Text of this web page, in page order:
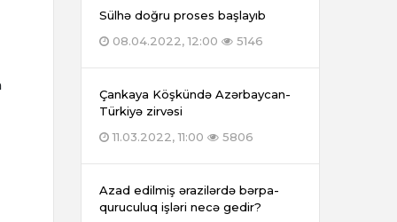
Sülhə doğru proses başlayıb
08.04.2022, 12:00
5146
Çankaya Köşkündə Azərbaycan-
Türkiyə zirvəsi
11.03.2022, 11:00
5806
Azad edilmiş ərazilərdə bərpa-
quruculuq işləri necə gedir?